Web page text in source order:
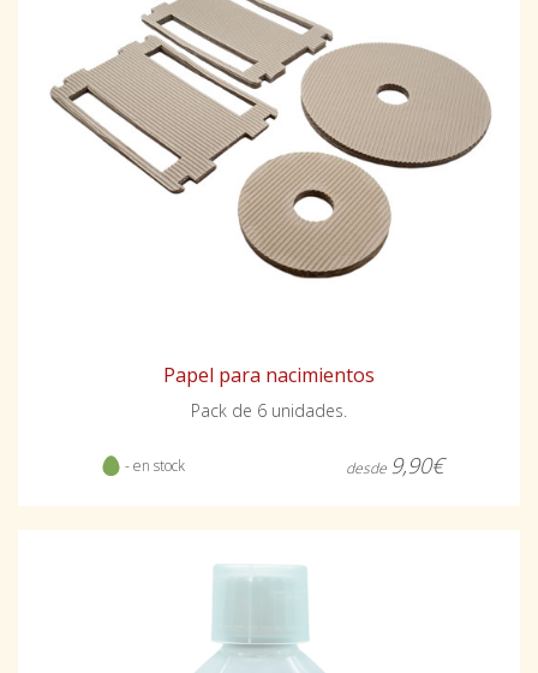
Papel para nacimientos
Pack de 6 unidades.
- en stock desde 9,90€